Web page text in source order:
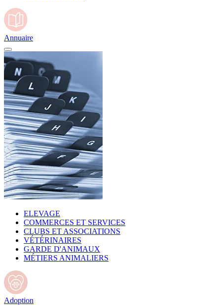
Annuaire
ELEVAGE
COMMERCES ET SERVICES
CLUBS ET ASSOCIATIONS
VÉTÉRINAIRES
GARDE D'ANIMAUX
MÉTIERS ANIMALIERS
Adoption